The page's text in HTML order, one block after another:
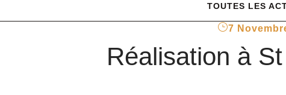
TOUTES LES
Réalisation à
7